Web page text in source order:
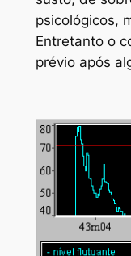
psicológicos,
Entretanto o
prévio após